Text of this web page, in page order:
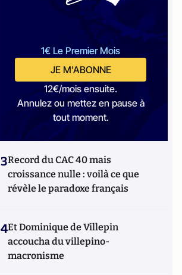
1€ Le Premier Mois
JE M'ABONNE
12€/mois ensuite.
Annulez ou mettez en pause à
tout moment.
3Record du CAC 40 mais
croissance nulle : voilà ce que
révèle le paradoxe français
4Et Dominique de Villepin
accoucha du villepino-
macronisme